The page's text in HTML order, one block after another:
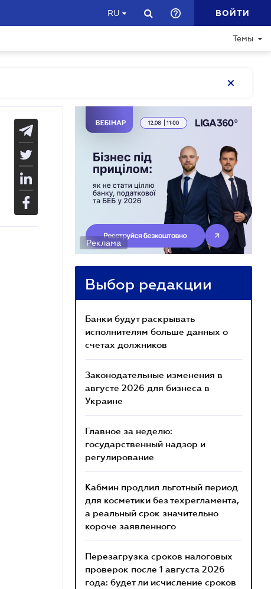
RU ВОЙТИ
Темы
Реклама
Выбор редакции
Банки будут раскрывать
исполнителям больше данных о
счетах должников
Законодательные изменения в
августе 2026 для бизнеса в
Украине
Главное за неделю:
государственный надзор и
регулирование
Кабмин продлил льготный период
для косметики без техрегламента,
а реальный срок значительно
короче заявленного
Перезагрузка сроков налоговых
проверок после 1 августа 2026
года: будет ли исчисление сроков